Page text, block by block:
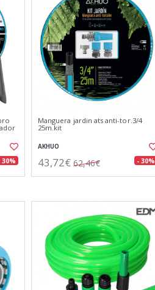
30%
Manguera jardin ats anti-tor.3/4
25m.kit
AKHUO
43,72€ 62,46€ - 30%